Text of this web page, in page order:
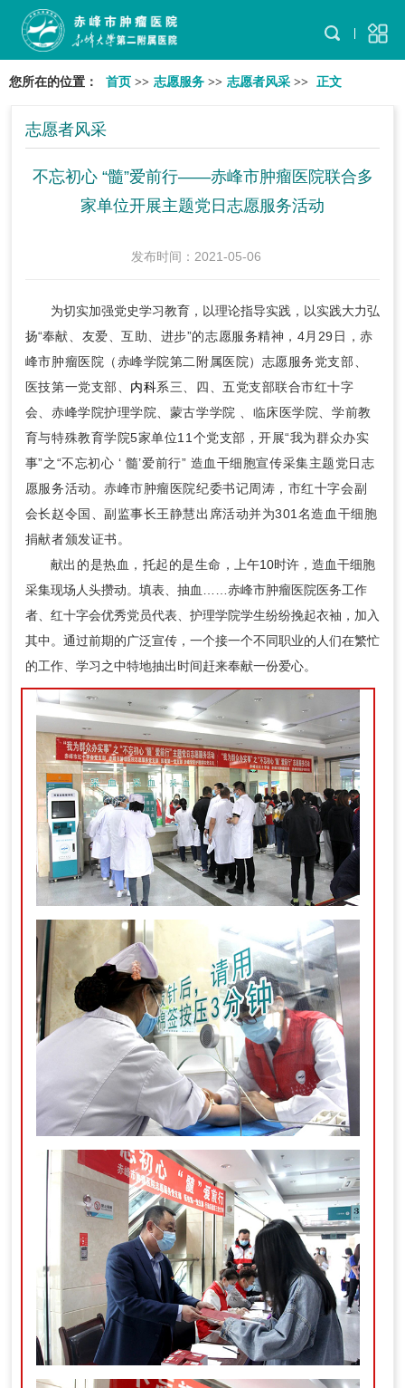
您所在的位置： 首页 >> 志愿服务 >> 志愿者风采 >> 正文
志愿者风采
不忘初心 “髓”爱前行——赤峰市肿瘤医院联合多
家单位开展主题党日志愿服务活动
发布时间：2021-05-06
为切实加强党史学习教育，以理论指导实践，以实践大力弘
扬“奉献、友爱、互助、 进步”的志愿服务精神 ，4月29日，赤
峰市肿瘤医院（赤峰学院第二附属医院）志愿服务党支部、
医技第一党支部、 内科系三、四、五党支部联合市红十字
会、赤峰学院护理学院、蒙古学学院 、临床医学院、学前教
育与特殊教育学院5家单位11个党支部，开展“我为群众办实
事”之“不忘初心 ‘ 髓’爱前行” 造血干细胞宣传采集主题党日志
愿服务活动。赤峰市肿瘤医院纪委书记周涛，市红十字会副
会长赵令国、副监事长王静慧出席活动并为301名造血干细胞
捐献者颁发证书。
献出的是热血，托起的是生命 ，上午10时许，造血干细胞
采集现场人头攒动。填表、抽血……赤峰市肿瘤医院医务工作
者、红十字会优秀党员代表、护理学院学生纷纷挽起衣袖，加入
其中。通过前期的广泛宣传，一个接一个不同职业的人们在繁忙
的工作、学习之中特地抽出时间赶来奉献一份爱心。